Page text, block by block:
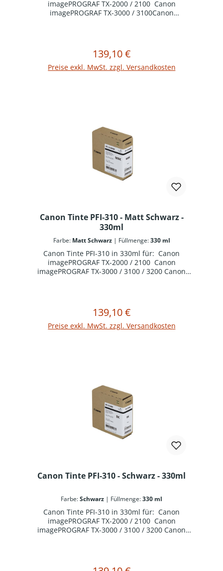
imagePROGRAF TX-2000 / 2100 Canon
imagePROGRAF TX-3000 / 3100Canon
Regulärer Preis:
139,10 €
Preise exkl. MwSt. zzgl. Versandkosten
In den Warenkorb
Canon Tinte PFI-310 - Matt Schwarz -
330ml
Farbe: Matt Schwarz | Füllmenge:330 ml
Canon Tinte PFI-310 in 330ml für: Canon
imagePROGRAF TX-2000 / 2100 Canon
imagePROGRAF TX-3000 / 3100 / 3200 Canon
Regulärer Preis:
139,10 €
Preise exkl. MwSt. zzgl. Versandkosten
In den Warenkorb
Canon Tinte PFI-310 - Schwarz - 330ml
Farbe:Schwarz | Füllmenge:330 ml
Canon Tinte PFI-310 in 330ml für: Canon
imagePROGRAF TX-2000 / 2100 Canon
imagePROGRAF TX-3000 / 3100 / 3200 Canon